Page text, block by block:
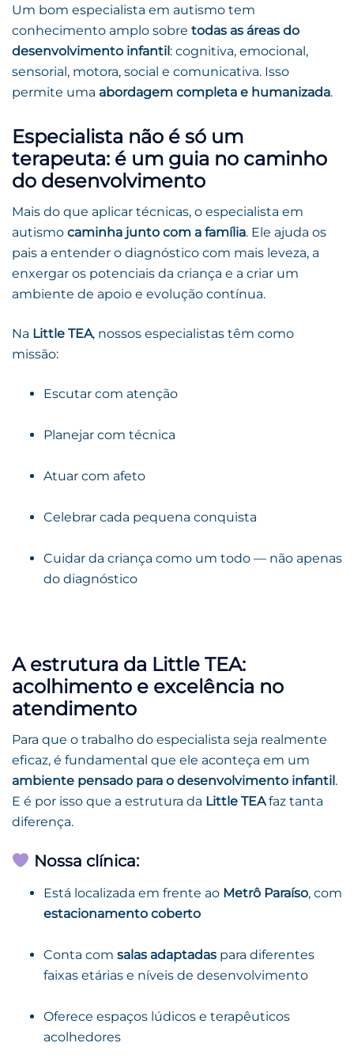
Um bom especialista em autismo tem
conhecimento amplo sobre todas as áreas do
desenvolvimento infantil: cognitiva, emocional,
sensorial, motora, social e comunicativa. Isso
permite uma abordagem completa e humanizada.
Especialista não é só um
terapeuta: é um guia no caminho
do desenvolvimento
Mais do que aplicar técnicas, o especialista em
autismo caminha junto com a família. Ele ajuda os
pais a entender o diagnóstico com mais leveza, a
enxergar os potenciais da criança e a criar um
ambiente de apoio e evolução contínua.
Na Little TEA, nossos especialistas têm como
missão:
Escutar com atenção
Planejar com técnica
Atuar com afeto
Celebrar cada pequena conquista
Cuidar da criança como um todo — não apenas
do diagnóstico
A estrutura da Little TEA:
acolhimento e excelência no
atendimento
Para que o trabalho do especialista seja realmente
eficaz, é fundamental que ele aconteça em um
ambiente pensado para o desenvolvimento infantil.
E é por isso que a estrutura da Little TEAfaz tanta
diferença.
Nossa clínica:
Está localizada em frente ao Metrô Paraíso, com
estacionamento coberto
Conta com salas adaptadas para diferentes
faixas etárias e níveis de desenvolvimento
Oferece espaços lúdicos e terapêuticos
acolhedores